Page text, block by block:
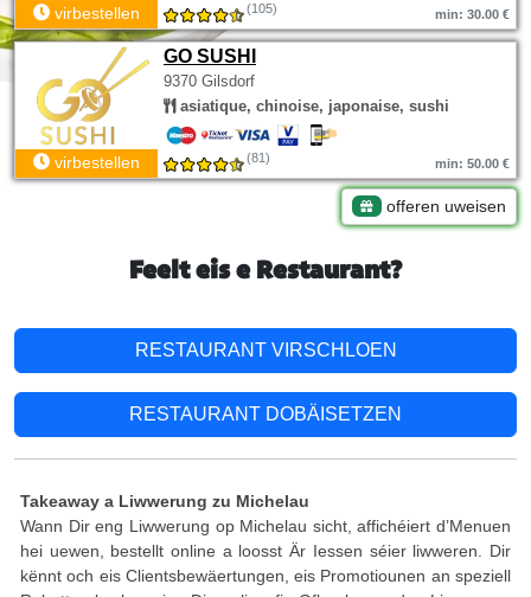
virbestellen (105) min: 30.00 €
GO SUSHI
9370 Gilsdorf
asiatique, chinoise, japonaise, sushi
virbestellen (81) min: 50.00 €
offeren uweisen
Feelt eis e Restaurant?
RESTAURANT VIRSCHLOEN
RESTAURANT DOBÄISETZEN
Takeaway a Liwwerung zu Michelau
Wann Dir eng Liwwerung op Michelau sicht, affichéiert d’Menuen
hei uewen, bestellt online a loosst Är Iessen séier liwweren. Dir
kënnt och eis Clientsbewäertungen, eis Promotiounen an speziell